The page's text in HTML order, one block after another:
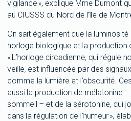
vigilance », explique Mme Dumont
au CIUSSS du Nord de l’île de
On sait également que la
horloge biologique et la production
« L’horloge circadienne, qui régule
veille, est influencée par des
comme la lumière et l’obscurité.
aussi la production de mélatonine –
sommeil – et de la sérotonine, qui
dans la régulation de l’humeur »,